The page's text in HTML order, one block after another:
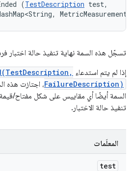
(TestDescription test,
تسجّل هذه السمة نهاية تنفيذ حالة اختبار
إذا لم يتم استدعاء
FailureDescription)، اجتازت هذه
السمة أيضًا أي مقاييس على شكل مفتاح/قيمة
تنفيذ حالة الاختبار.
المعلَمات
test